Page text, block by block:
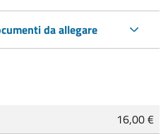
da allegare
16,00 €